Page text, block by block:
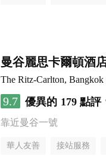
曼谷麗思卡爾頓酒
The Ritz-Carlton, Bangkok
9.7 優異的 179 點評
靠近曼谷一號
華人友善 接站服務